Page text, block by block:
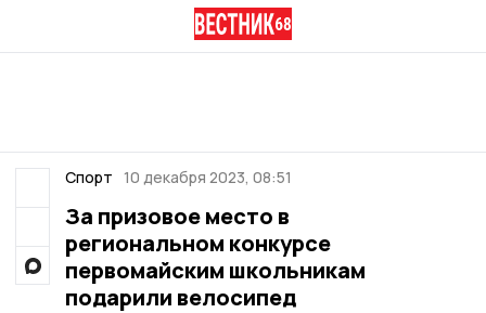
Спорт 10 декабря 2023, 08:51
За призовое место в
региональном конкурсе
первомайским школьникам
подарили велосипед